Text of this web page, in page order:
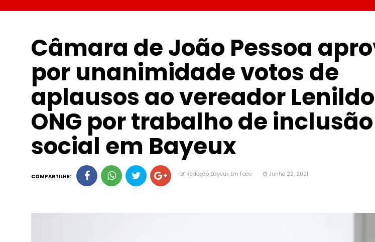
Câmara de João Pessoa
por unanimidade votos de
aplausos ao vereador
ONG por trabalho de inclusão
social em Bayeux
COMPARTILHE: Redação Bayeux Em Foco Junho 22, 2021